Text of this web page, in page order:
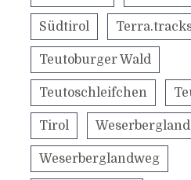
Südtirol
Teutoburger Wald
Teutoschleifchen
Tirol Weserbergland
Weserberglandweg